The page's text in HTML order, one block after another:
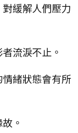
緩解人們壓力
流淚不止。
緒狀態會有所
。